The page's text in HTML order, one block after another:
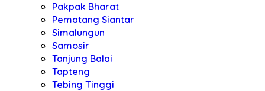
Pakpak Bharat
Pematang Siantar
Simalungun
Samosir
Tanjung Balai
Tapteng
Tebing Tinggi